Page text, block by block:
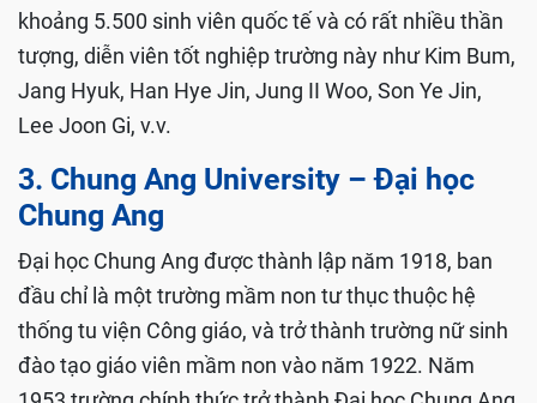
khoảng 5.500 sinh viên quốc tế và có rất nhiều thần
tượng, diễn viên tốt nghiệp trường này như Kim Bum,
Jang Hyuk, Han Hye Jin, Jung II Woo, Son Ye Jin,
Lee Joon Gi, v.v.
3. Chung Ang University – Đại học
Chung Ang
Đại học Chung Ang được thành lập năm 1918, ban
đầu chỉ là một trường mầm non tư thục thuộc hệ
thống tu viện Công giáo, và trở thành trường nữ sinh
đào tạo giáo viên mầm non vào năm 1922. Năm